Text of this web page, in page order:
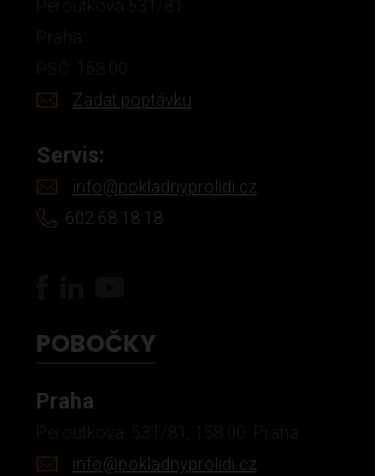
Zadat poptávku
Servis:
info@pokladnyprolidi.cz
602 68 18 18
POBOČKY
Praha
info@pokladnyprolidi.cz